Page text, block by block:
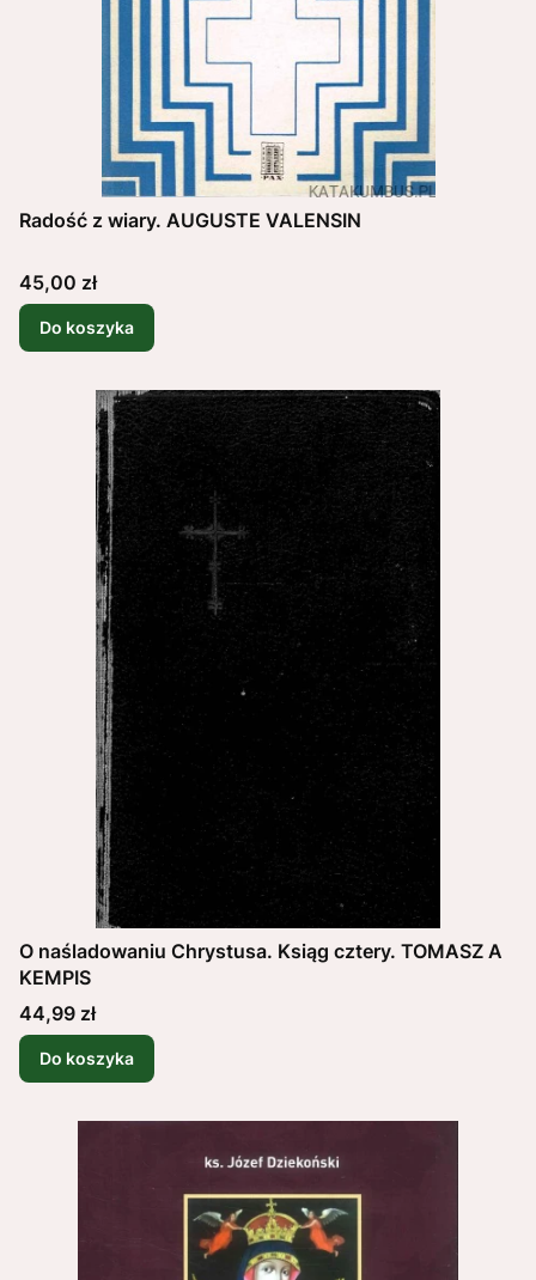
Radość z wiary. AUGUSTE VALENSIN
Cena
45,00 zł
Do koszyka
O naśladowaniu Chrystusa. Ksiąg cztery. TOMASZ A
KEMPIS
Cena
44,99 zł
Do koszyka